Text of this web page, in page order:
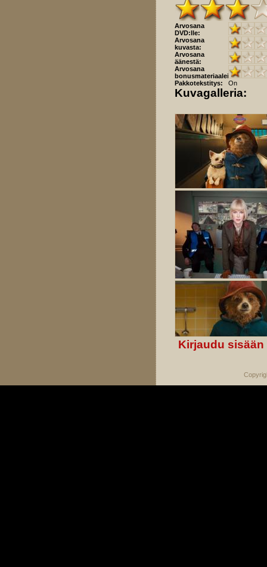
Arvosana
DVD:lle:
Arvosana
kuvasta:
Arvosana
äänestä:
Arvosana
bonusmateriaaleista:
Pakkotekstitys:
On
Kuvagalleria:
Kirjaudu sisään